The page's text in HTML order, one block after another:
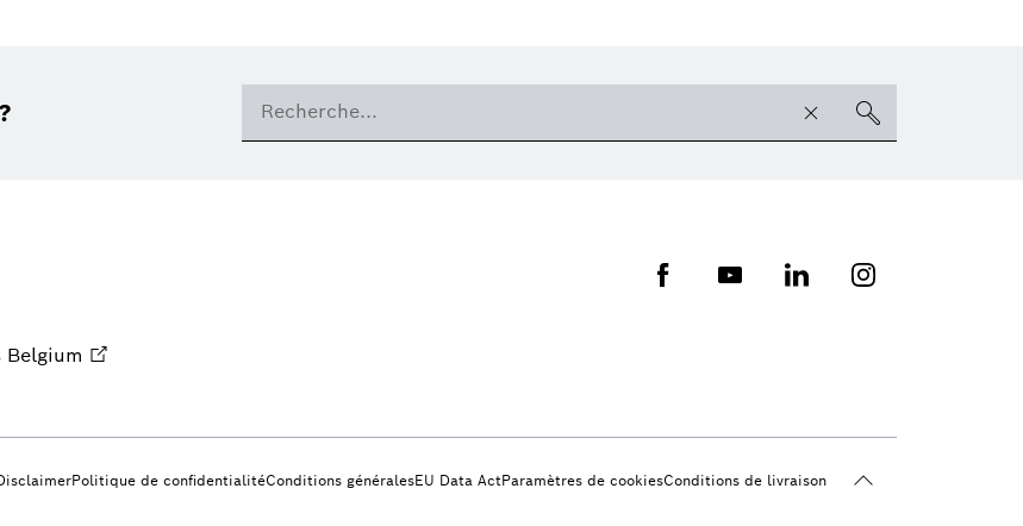
Belgium
Politique de confidentialitéConditions généralesEU Data ActParamètres de cookiesConditions de livraison